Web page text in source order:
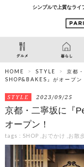
シンプルで上質なライ
HOME STYLE
京都
SHOP&BAKES』がオープン
STYLE 2023/09/25
京都・二寧坂に『
オープン！
tags : SHOP おでかけ お散